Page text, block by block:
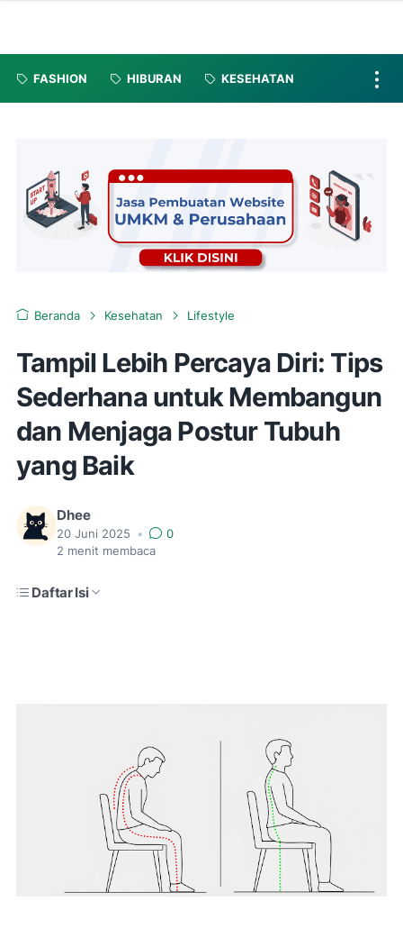
FASHION HIBURAN KESEHATAN
Beranda Kesehatan Lifestyle
Tampil Lebih Percaya Diri: Tips
Sederhana untuk Membangun
dan Menjaga Postur Tubuh
yang Baik
Dhee
20 Juni 2025 •
0
2 menit membaca
Daftar Isi